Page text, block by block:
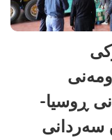
ڕوسیا-
سەردانی